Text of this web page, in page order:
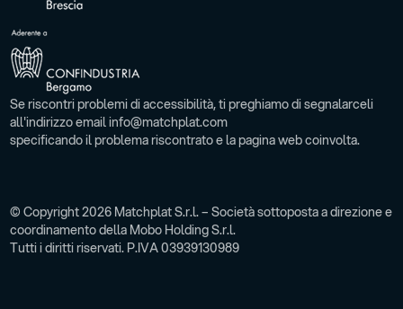
Se riscontri problemi di accessibilità, ti preghiamo di segnalarceli
all'indirizzo email info@matchplat.com
specificando il problema riscontrato e la pagina web coinvolta.
© Copyright 2026 Matchplat S.r.l. – Società sottoposta a direzione e
coordinamento della Mobo Holding S.r.l.
Tutti i diritti riservati. P.IVA 03939130989